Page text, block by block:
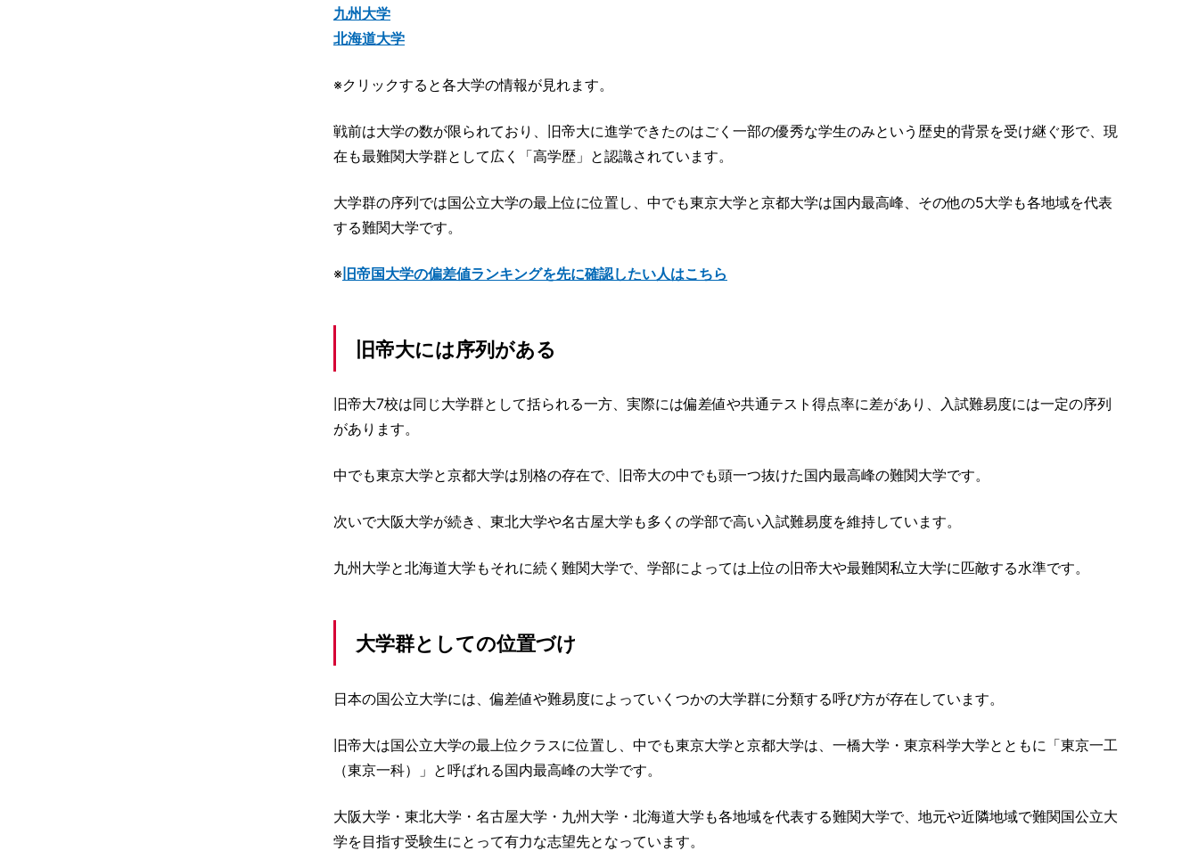
九州大学
北海道大学
※クリックすると各大学の情報が見れます。
戦前は大学の数が限られており、旧帝大に進学できたのはごく一部の優秀な学生のみという歴史的背景を受け継ぐ形で、現
在も最難関大学群として広く「高学歴」と認識されています。
大学群の序列では国公立大学の最上位に位置し、中でも東京大学と京都大学は国内最高峰、その他の5大学も各地域を代表
する難関大学です。
※旧帝国大学の偏差値ランキングを先に確認したい人はこちら
旧帝大には序列がある
旧帝大7校は同じ大学群として括られる一方、実際には偏差値や共通テスト得点率に差があり、入試難易度には一定の序列
があります。
中でも東京大学と京都大学は別格の存在で、旧帝大の中でも頭一つ抜けた国内最高峰の難関大学です。
次いで大阪大学が続き、東北大学や名古屋大学も多くの学部で高い入試難易度を維持しています。
九州大学と北海道大学もそれに続く難関大学で、学部によっては上位の旧帝大や最難関私立大学に匹敵する水準です。
大学群としての位置づけ
日本の国公立大学には、偏差値や難易度によっていくつかの大学群に分類する呼び方が存在しています。
旧帝大は国公立大学の最上位クラスに位置し、中でも東京大学と京都大学は、一橋大学・東京科学大学とともに「東京一工
（東京一科）」と呼ばれる国内最高峰の大学です。
大阪大学・東北大学・名古屋大学・九州大学・北海道大学も各地域を代表する難関大学で、地元や近隣地域で難関国公立大
学を目指す受験生にとって有力な志望先となっています。